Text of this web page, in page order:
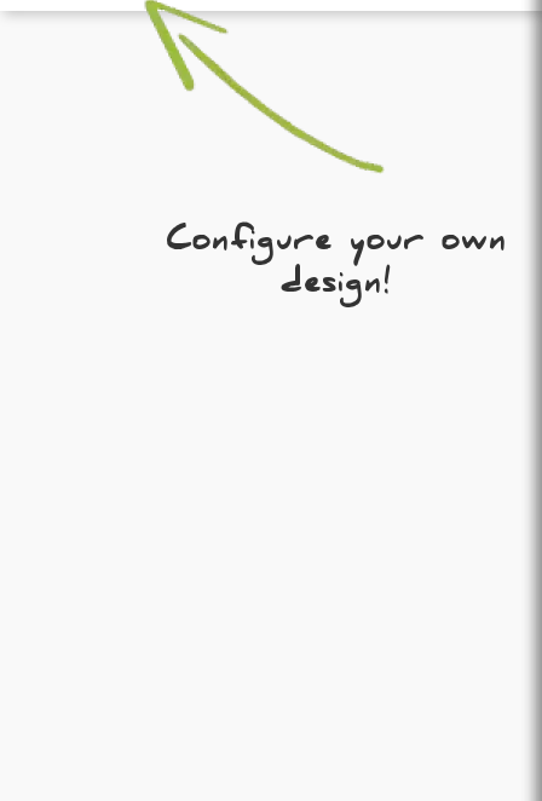
Configure your own
design!